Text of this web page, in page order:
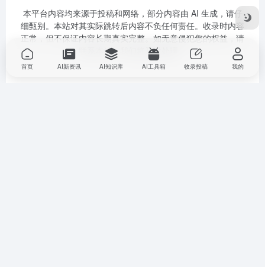
本平台内容均来源于投稿和网络，部分内容由 AI 生成，请仔
细甄别。本站对其实际跳转后内容不负任何责任。收录时内容
正常，但不保证内容长期真实完整。如无意侵犯您的权益，请
联系本站，我们将及时处理。
首页 AI新资讯 AI知识库 AI工具箱 收录投稿 我的